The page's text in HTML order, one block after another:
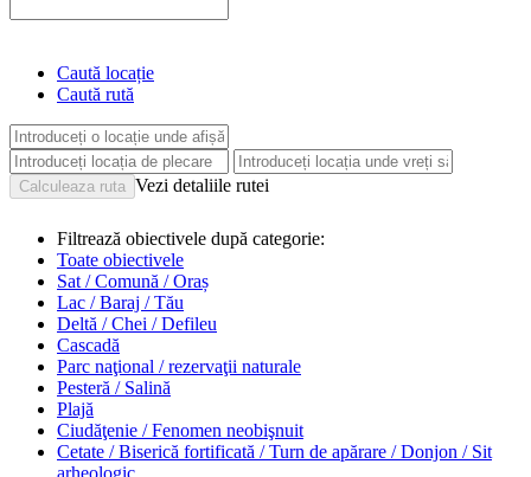
Caută locație
Caută rută
Vezi detaliile rutei
Filtrează obiectivele după categorie:
Toate obiectivele
Sat / Comună / Oraș
Lac / Baraj / Tău
Deltă / Chei / Defileu
Cascadă
Parc naţional / rezervaţii naturale
Pesteră / Salină
Plajă
Ciudăţenie / Fenomen neobişnuit
Cetate / Biserică fortificată / Turn de apărare / Donjon / Sit
arheologic